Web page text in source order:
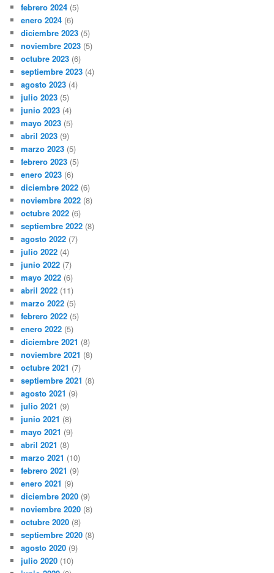
febrero 2024 (5)
enero 2024 (6)
diciembre 2023 (5)
noviembre 2023 (5)
octubre 2023 (6)
septiembre 2023 (4)
agosto 2023 (4)
julio 2023 (5)
junio 2023 (4)
mayo 2023 (5)
abril 2023 (9)
marzo 2023 (5)
febrero 2023 (5)
enero 2023 (6)
diciembre 2022 (6)
noviembre 2022 (8)
octubre 2022 (6)
septiembre 2022 (8)
agosto 2022 (7)
julio 2022 (4)
junio 2022 (7)
mayo 2022 (6)
abril 2022 (11)
marzo 2022 (5)
febrero 2022 (5)
enero 2022 (5)
diciembre 2021 (8)
noviembre 2021 (8)
octubre 2021 (7)
septiembre 2021 (8)
agosto 2021 (9)
julio 2021 (9)
junio 2021 (8)
mayo 2021 (9)
abril 2021 (8)
marzo 2021 (10)
febrero 2021 (9)
enero 2021 (9)
diciembre 2020 (9)
noviembre 2020 (8)
octubre 2020 (8)
septiembre 2020 (8)
agosto 2020 (9)
julio 2020 (10)